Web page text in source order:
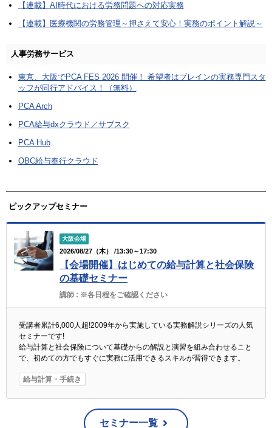
【連載】AI時代における労務問題への対応実務
【連載】医療機関の労務管理～押さえて安心！実務のポイント解説～
人事労務サービス
東京、大阪でPCA FES 2026 開催！ 希望者はブレインの実務専門スタ
ッフが同行アドバイス！（無料）
PCA Arch
PCA給与dxクラウド／サブスク
PCA Hub
OBC給与奉行クラウド
ピックアップセミナー
大阪会場
2026/08/27（木） /13:30～17:30
【会場開催】はじめての給与計算と社会保険
の基礎セミナー
講師 : ※各日程をご確認ください
受講者累計6,000人超!2009年から実施している実務解説シリーズの人気
セミナーです!
給与計算と社会保険について基礎からの解説と演習を組み合わせること
で、初めての方でもすぐに実務に活用できるスキルが習得できます。
給与計算・手続き
セミナー一覧